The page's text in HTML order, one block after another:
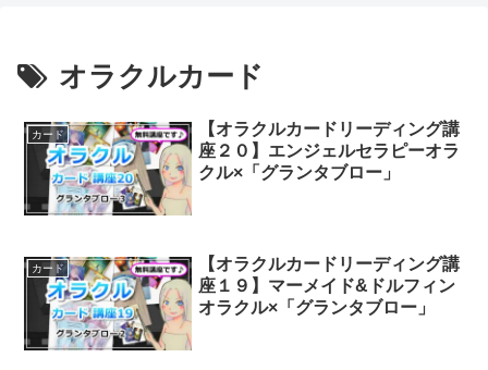
オラクルカード
カード
【オラクルカードリーディング講
座２０】エンジェルセラピーオラ
クル×「グランタブロー」
カード
【オラクルカードリーディング講
座１９】マーメイド&ドルフィン
オラクル×「グランタブロー」